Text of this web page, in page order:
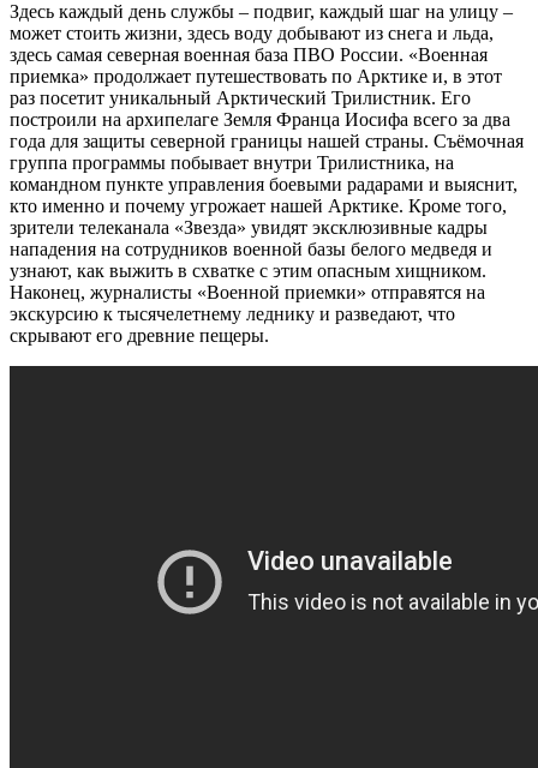
Здесь каждый день службы – подвиг, каждый шаг на улицу –
может стоить жизни, здесь воду добывают из снега и льда,
здесь самая северная военная база ПВО России. «Военная
приемка» продолжает путешествовать по Арктике и, в этот
раз посетит уникальный Арктический Трилистник. Его
построили на архипелаге Земля Франца Иосифа всего за два
года для защиты северной границы нашей страны. Съёмочная
группа программы побывает внутри Трилистника, на
командном пункте управления боевыми радарами и выяснит,
кто именно и почему угрожает нашей Арктике. Кроме того,
зрители телеканала «Звезда» увидят эксклюзивные кадры
нападения на сотрудников военной базы белого медведя и
узнают, как выжить в схватке с этим опасным хищником.
Наконец, журналисты «Военной приемки» отправятся на
экскурсию к тысячелетнему леднику и разведают, что
скрывают его древние пещеры.